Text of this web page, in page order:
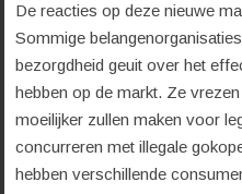
De reacties op deze nieuwe
Sommige
bezorgdheid geuit over het
hebben op de markt. Ze
moeilijker zullen maken voor
concurreren met illegale
hebben verschillende